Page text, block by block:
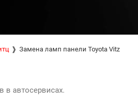
Замена ламп панели Toyota Vitz
в автосервисах.